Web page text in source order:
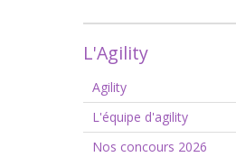
L'Agility
Agility
L'équipe d'agility
Nos concours 2026